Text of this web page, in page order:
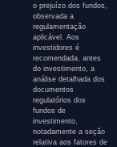
o prejuízo dos fundos,
observada a
regulamentação
aplicável. Aos
investidores é
recomendada, antes
do investimento, a
análise detalhada dos
documentos
regulatórios dos
fundos de
investimento,
notadamente a seção
relativa aos fatores de